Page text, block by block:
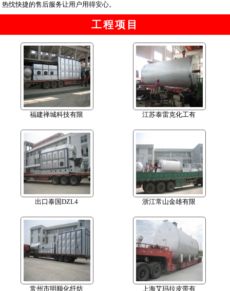
热忱快捷的售后服务让用户用得安心。
工程项目
福建禅城科技有限 江苏泰雷克化工有
出口泰国DZL4 浙江常山金雄有限
常州市明顺化纤纺 上海艾玛拉皮带有